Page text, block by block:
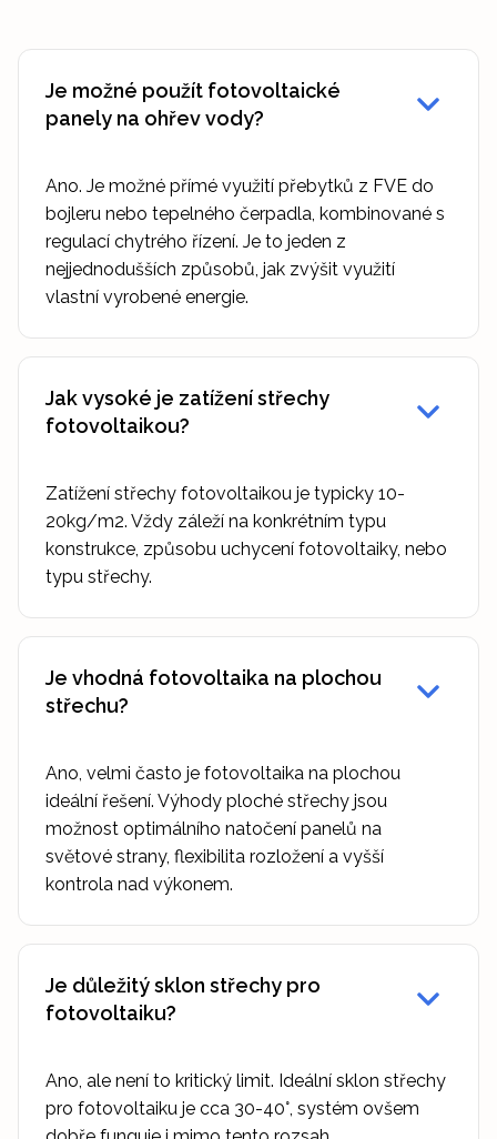
Je možné použít fotovoltaické
panely na ohřev vody?
Ano. Je možné přímé využití přebytků z FVE do
bojleru nebo tepelného čerpadla, kombinované s
regulací chytrého řízení. Je to jeden z
nejjednodušších způsobů, jak zvýšit využití
vlastní vyrobené energie.
Jak vysoké je zatížení střechy
fotovoltaikou?
Zatížení střechy fotovoltaikou je typicky 10-
20kg/m2. Vždy záleží na konkrétním typu
konstrukce, způsobu uchycení fotovoltaiky, nebo
typu střechy.
Je vhodná fotovoltaika na plochou
střechu?
Ano, velmi často je fotovoltaika na plochou
ideální řešení. Výhody ploché střechy jsou
možnost optimálního natočení panelů na
světové strany, flexibilita rozložení a vyšší
kontrola nad výkonem.
Je důležitý sklon střechy pro
fotovoltaiku?
Ano, ale není to kritický limit. Ideální sklon střechy
pro fotovoltaiku je cca 30-40°, systém ovšem